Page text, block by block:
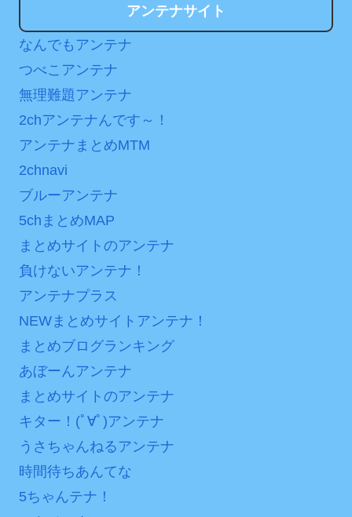
七ツ森りり ご令嬢と召使
いの禁断の恋…1日だけ許さ
れた夫婦としての時間をひ
Powered by livedoor 相
互RSS
2/25(水)
アンテナサイト
なんでもアンテナ
つべこアンテナ
無理難題アンテナ
2chアンテナんです～！
アンテナまとめMTM
2chnavi
ブルーアンテナ
5chまとめMAP
まとめサイトのアンテナ
負けないアンテナ！
アンテナプラス
NEWまとめサイトアンテナ！
まとめブログランキング
あぼーんアンテナ
まとめサイトのアンテナ
キター！(ﾟ∀ﾟ)アンテナ
うさちゃんねるアンテナ
時間待ちあんてな
5ちゃんテナ！